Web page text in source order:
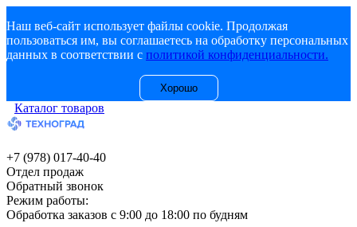
Наш веб-сайт использует файлы cookie. Продолжая
пользоваться им, вы соглашаетесь на обработку персональных
данных в соответствии с политикой конфиденциальности.
Хорошо
Каталог товаров
+7 (978) 017-40-40
Отдел продаж
Обратный звонок
Режим работы:
Обработка заказов с 9:00 до 18:00 по будням